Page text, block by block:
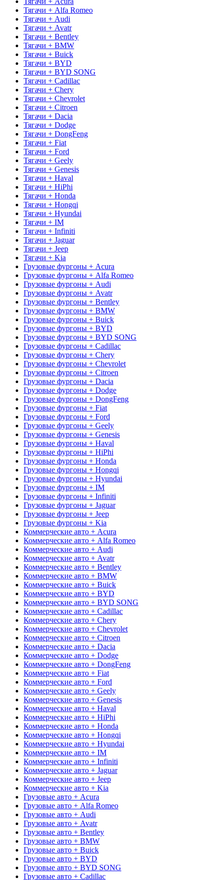
Тягачи + Alfa Romeo
Тягачи + Audi
Тягачи + Avatr
Тягачи + Bentley
Тягачи + BMW
Тягачи + Buick
Тягачи + BYD
Тягачи + BYD SONG
Тягачи + Cadillac
Тягачи + Chery
Тягачи + Chevrolet
Тягачи + Citroen
Тягачи + Dacia
Тягачи + Dodge
Тягачи + DongFeng
Тягачи + Fiat
Тягачи + Ford
Тягачи + Geely
Тягачи + Genesis
Тягачи + Haval
Тягачи + HiPhi
Тягачи + Honda
Тягачи + Hongqi
Тягачи + Hyundai
Тягачи + IM
Тягачи + Infiniti
Тягачи + Jaguar
Тягачи + Jeep
Тягачи + Kia
Грузовые фургоны + Acura
Грузовые фургоны + Alfa Romeo
Грузовые фургоны + Audi
Грузовые фургоны + Avatr
Грузовые фургоны + Bentley
Грузовые фургоны + BMW
Грузовые фургоны + Buick
Грузовые фургоны + BYD
Грузовые фургоны + BYD SONG
Грузовые фургоны + Cadillac
Грузовые фургоны + Chery
Грузовые фургоны + Chevrolet
Грузовые фургоны + Citroen
Грузовые фургоны + Dacia
Грузовые фургоны + Dodge
Грузовые фургоны + DongFeng
Грузовые фургоны + Fiat
Грузовые фургоны + Ford
Грузовые фургоны + Geely
Грузовые фургоны + Genesis
Грузовые фургоны + Haval
Грузовые фургоны + HiPhi
Грузовые фургоны + Honda
Грузовые фургоны + Hongqi
Грузовые фургоны + Hyundai
Грузовые фургоны + IM
Грузовые фургоны + Infiniti
Грузовые фургоны + Jaguar
Грузовые фургоны + Jeep
Грузовые фургоны + Kia
Коммерческие авто + Acura
Коммерческие авто + Alfa Romeo
Коммерческие авто + Audi
Коммерческие авто + Avatr
Коммерческие авто + Bentley
Коммерческие авто + BMW
Коммерческие авто + Buick
Коммерческие авто + BYD
Коммерческие авто + BYD SONG
Коммерческие авто + Cadillac
Коммерческие авто + Chery
Коммерческие авто + Chevrolet
Коммерческие авто + Citroen
Коммерческие авто + Dacia
Коммерческие авто + Dodge
Коммерческие авто + DongFeng
Коммерческие авто + Fiat
Коммерческие авто + Ford
Коммерческие авто + Geely
Коммерческие авто + Genesis
Коммерческие авто + Haval
Коммерческие авто + HiPhi
Коммерческие авто + Honda
Коммерческие авто + Hongqi
Коммерческие авто + Hyundai
Коммерческие авто + IM
Коммерческие авто + Infiniti
Коммерческие авто + Jaguar
Коммерческие авто + Jeep
Коммерческие авто + Kia
Грузовые авто + Acura
Грузовые авто + Alfa Romeo
Грузовые авто + Audi
Грузовые авто + Avatr
Грузовые авто + Bentley
Грузовые авто + BMW
Грузовые авто + Buick
Грузовые авто + BYD
Грузовые авто + BYD SONG
Грузовые авто + Cadillac